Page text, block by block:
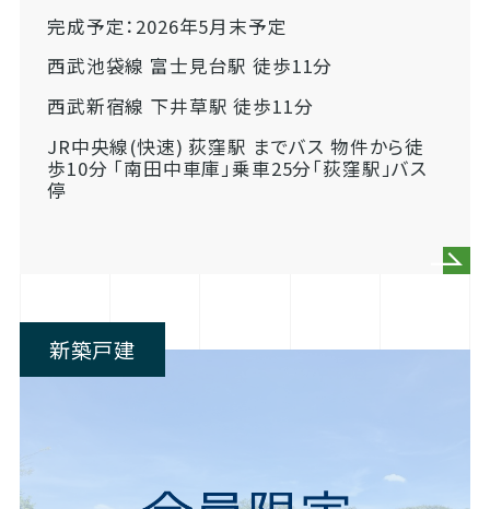
完成予定：2026年5月末予定
西武池袋線 富士見台駅 徒歩11分
西武新宿線 下井草駅 徒歩11分
JR中央線(快速) 荻窪駅 までバス 物件から徒
歩10分 「南田中車庫」乗車25分「荻窪駅」バス
停
新築戸建